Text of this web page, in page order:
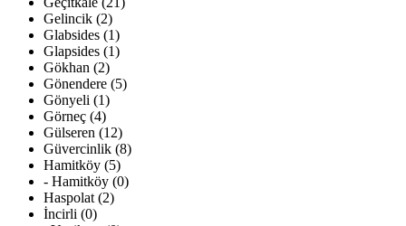
Gelincik (2)
Glabsides (1)
Glapsides (1)
Gökhan (2)
Gönendere (5)
Gönyeli (1)
Görneç (4)
Gülseren (12)
Güvercinlik (8)
Hamitköy (5)
- Hamitköy (0)
Haspolat (2)
İncirli (0)